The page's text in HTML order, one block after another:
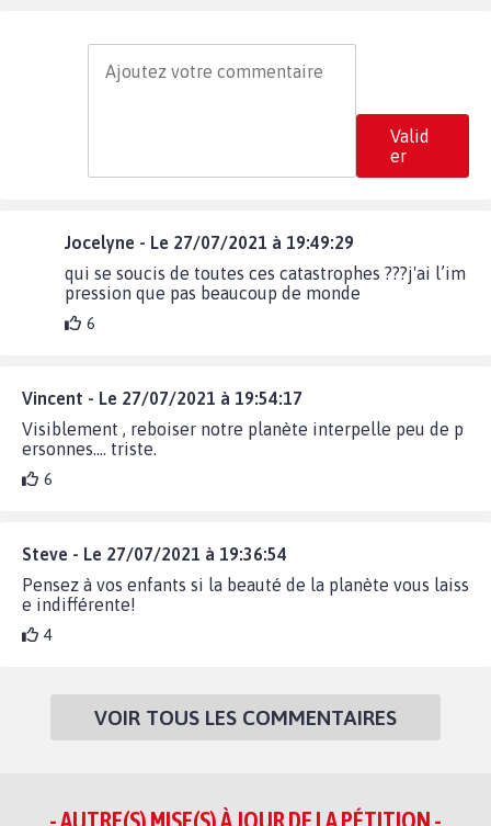
Valid
er
Jocelyne - Le 27/07/2021 à 19:49:29
qui se soucis de toutes ces catastrophes ???j'ai l’im
pression que pas beaucoup de monde
6
Vincent - Le 27/07/2021 à 19:54:17
Visiblement , reboiser notre planète interpelle peu de p
ersonnes.... triste.
6
Steve - Le 27/07/2021 à 19:36:54
Pensez à vos enfants si la beauté de la planète vous laiss
e indifférente!
4
VOIR TOUS LES COMMENTAIRES
- AUTRE(S) MISE(S) À JOUR DE LA PÉTITION -